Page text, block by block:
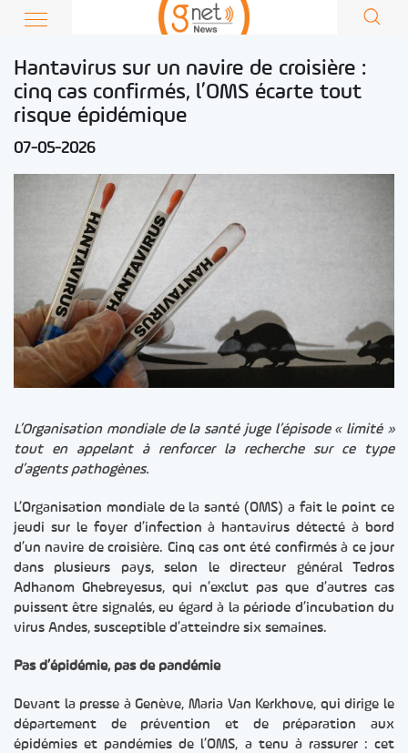
Hantavirus sur un navire de croisière :
cinq cas confirmés, l’OMS écarte tout
risque épidémique
07-05-2026
L’Organisation mondiale de la santé juge l’épisode « limité »
tout en appelant à renforcer la recherche sur ce type
d’agents pathogènes.
L’Organisation mondiale de la santé (OMS) a fait le point ce
jeudi sur le foyer d’infection à hantavirus détecté à bord
d’un navire de croisière. Cinq cas ont été confirmés à ce jour
dans plusieurs pays, selon le directeur général Tedros
Adhanom Ghebreyesus, qui n’exclut pas que d’autres cas
puissent être signalés, eu égard à la période d’incubation du
virus Andes, susceptible d’atteindre six semaines.
Pas d’épidémie, pas de pandémie
Devant la presse à Genève, Maria Van Kerkhove, qui dirige le
département de prévention et de préparation aux
épidémies et pandémies de l’OMS, a tenu à rassurer : cet